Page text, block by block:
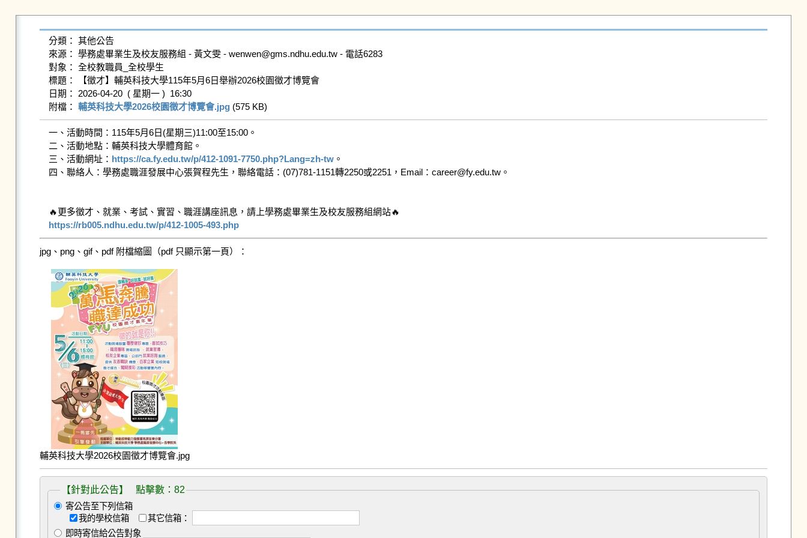
分類： 其他公告
來源： 學務處畢業生及校友服務組 - 黃文雯 - wenwen@gms.ndhu.edu.tw - 電話6283
對象： 全校教職員_全校學生
標題： 【徵才】輔英科技大學115年5月6日舉辦2026校園徵才博覽會
日期： 2026-04-20  ( 星期一 )  16:30
附檔： 輔英科技大學2026校園徵才博覽會.jpg (575 KB)
一、活動時間：115年5月6日(星期三)11:00至15:00。
二、活動地點：輔英科技大學體育館。
三、活動網址： https://ca.fy.edu.tw/p/412-1091-7750.php?Lang=zh-tw。
四、聯絡人：學務處職涯發展中心張賀程先生，聯絡電話：(07)781-1151轉2250或2251，Email：career@fy.edu.tw。
https://rb005.ndhu.edu.tw/p/412-1005-493.php
jpg、png、gif、pdf 附檔縮圖（pdf 只顯示第一頁）：
輔英科技大學2026校園徵才博覽會.jpg
【針對此公告】 點擊數：82
寄公告至下列信箱
我的學校信箱
其它信箱：
即時寄信給公告對象